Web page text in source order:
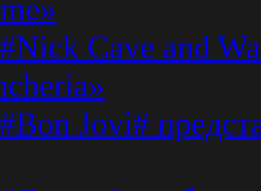
#Nick Cave and
#Bon Jovi#